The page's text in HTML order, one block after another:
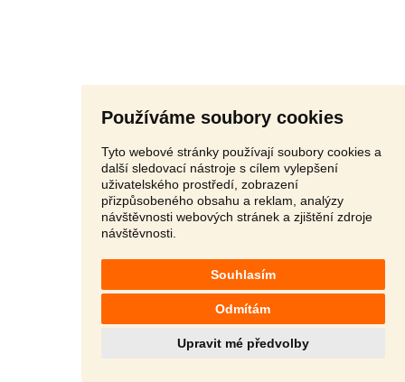
Používáme soubory cookies
Tyto webové stránky používají soubory cookies a
další sledovací nástroje s cílem vylepšení
uživatelského prostředí, zobrazení
přizpůsobeného obsahu a reklam, analýzy
návštěvnosti webových stránek a zjištění zdroje
návštěvnosti.
Souhlasím
Odmítám
Upravit mé předvolby